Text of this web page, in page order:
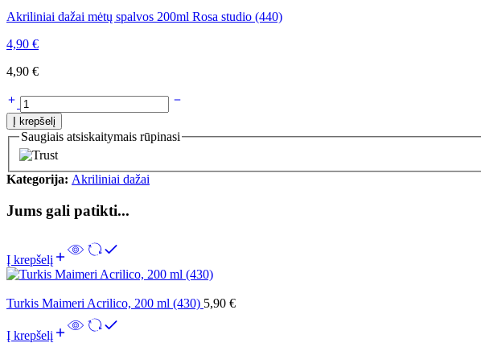
Akriliniai dažai mėtų spalvos 200ml Rosa studio (440)
4,90 €
4,90 €
Į krepšelį
Saugiais atsiskaitymais rūpinasi
Kategorija: Akriliniai dažai
Jums gali patikti...
Į krepšelį
Turkis Maimeri Acrilico, 200 ml (430) 5,90 €
Į krepšelį